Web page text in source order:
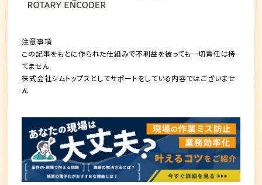
注意事項
この記事をもとに作られた仕組みで不利益を被っても一切責任は持
てません
株式会社シムトップスとしてサポートをしている内容ではございませ
ん